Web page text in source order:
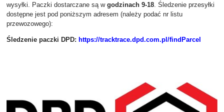
wysyłki. Paczki dostarczane są w godzinach 9-18. Śledzenie przesyłki
dostępne jest pod poniższym adresem (należy podać nr listu
przewozowego):
Śledzenie paczki DPD: https://tracktrace.dpd.com.pl/findParcel